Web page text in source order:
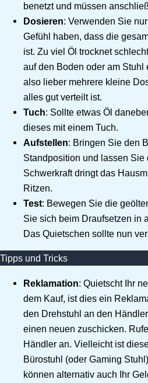
benetzt und müssen
Dosieren: Verwenden Sie
Gefühl haben, dass die
ist. Zu viel Öl trocknet
auf den Boden oder am
also lieber mehrere kleine
alles gut verteilt ist.
Tuch: Sollte etwas Öl
dieses mit einem Tuch.
Aufstellen: Bringen Sie den
Standposition und lassen
Schwerkraft dringt das
Ritzen.
Test: Bewegen Sie die
Sie sich beim Draufsetzen in
Das Quietschen sollte nun
Tipps und Tricks
Reklamation: Quietscht Ihr
dem Kauf, ist dies ein
den Drehstuhl an den
einen neuen zuschicken.
Händler an. Vielleicht ist
Bürostuhl (oder Gaming
können alternativ auch Ihr